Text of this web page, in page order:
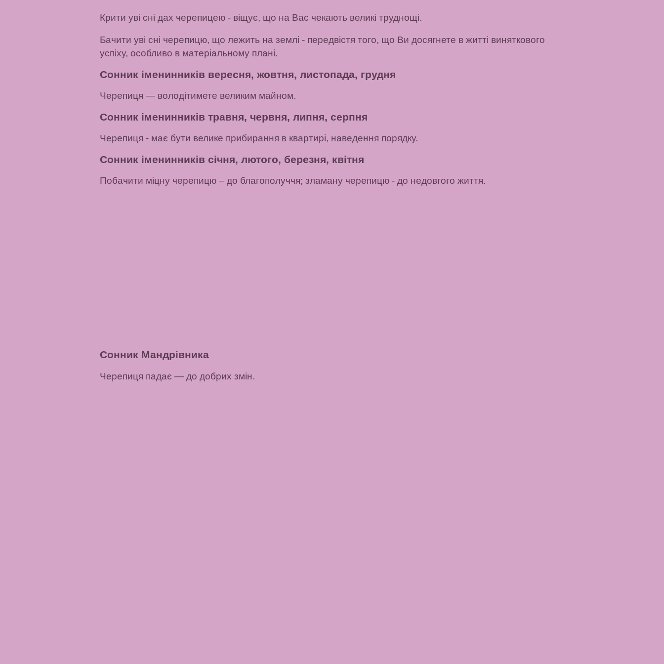
Крити уві сні дах черепицею- віщує, що на Вас чекають великі труднощі.
Бачити уві сні черепицю, що лежить на землі - передвістя того, що Ви досягнете в житті виняткового
успіху, особливо в матеріальному плані.
Сонник іменинників вересня, жовтня, листопада, грудня
Черепиця — володітимете великим майном.
Сонник іменинників травня, червня, липня, серпня
Черепиця - має бути велике прибирання в квартирі, наведення порядку.
Сонник іменинників січня, лютого, березня, квітня
Побачити міцну черепицю– до благополуччя; зламану черепицю- до недовгого життя.
Сонник Мандрівника
Черепиця падає — до добрих змін.